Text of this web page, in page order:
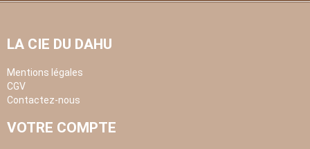
LA CIE DU DAHU
Mentions légales
CGV
Contactez-nous
VOTRE COMPTE